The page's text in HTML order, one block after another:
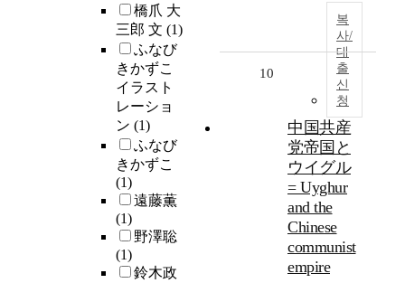
橋爪 大
三郎 文 (1)
ふなび
きかずこ
イラスト
レーショ
ン (1)
ふなび
きかずこ
(1)
遠藤薫
(1)
野澤聡
(1)
鈴木政
복
사/
대
출
신
청
10
中国共産
党帝国と
ウイグル
= Uyghur
and the
Chinese
communist
empire